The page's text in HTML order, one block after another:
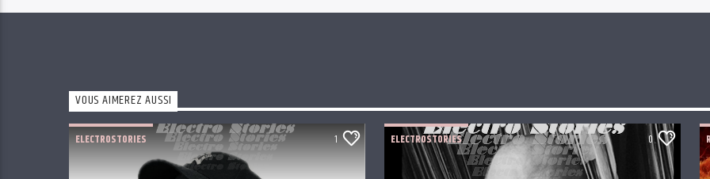
VOUS AIMEREZ AUSSI
ELECTROSTORIES 1 ELECTROSTORIES 0